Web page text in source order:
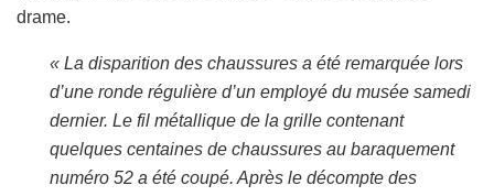
drame.
« La disparition des chaussures a été remarquée lors
d’une ronde régulière d’un employé du musée samedi
dernier. Le fil métallique de la grille contenant
quelques centaines de chaussures au baraquement
numéro 52 a été coupé. Après le décompte des